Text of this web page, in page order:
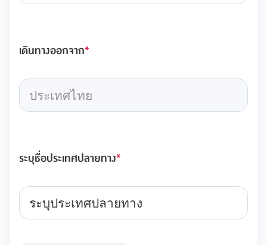
เดินทางออกจาก*
ประเทศไทย
ระบุชื่อประเทศปลายทาง*
ระบุประเทศปลายทาง